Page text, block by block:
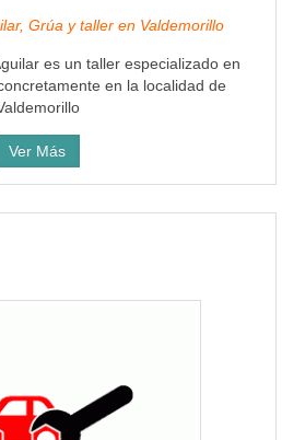
Grúa y taller en Valdemorillo
es un taller especializado en
en la localidad de
Ver Más